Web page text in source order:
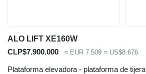
ALO LIFT XE160W
CLP$7.900.000
≈ EUR 7.509 ≈ US$8.676
Plataforma elevadora - plataforma de tijera